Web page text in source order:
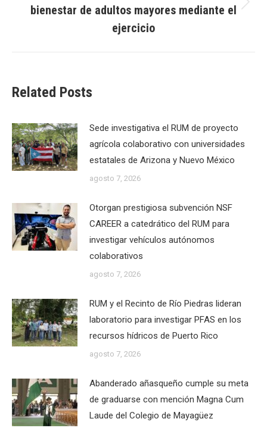
Next
post:
bienestar de adultos mayores mediante el
ejercicio
Related Posts
Sede investigativa el RUM de proyecto
agrícola colaborativo con universidades
estatales de Arizona y Nuevo México
agosto 7, 2026
Otorgan prestigiosa subvención NSF
CAREER a catedrático del RUM para
investigar vehículos autónomos
colaborativos
agosto 7, 2026
RUM y el Recinto de Río Piedras lideran
laboratorio para investigar PFAS en los
recursos hídricos de Puerto Rico
agosto 7, 2026
Abanderado añasqueño cumple su meta
de graduarse con mención Magna Cum
Laude del Colegio de Mayagüez